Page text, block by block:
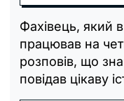
Фахівець, який
працював на
розповів, що
повідав цікаву